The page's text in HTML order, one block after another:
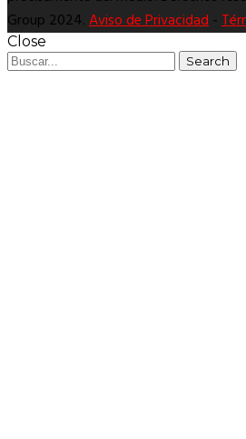
Group 2024.Aviso de Privacidad-
Close